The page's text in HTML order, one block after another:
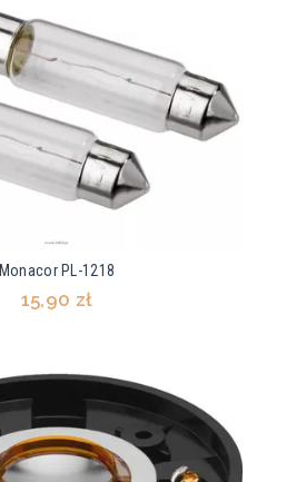
Monacor PL-1218
15,90 zł